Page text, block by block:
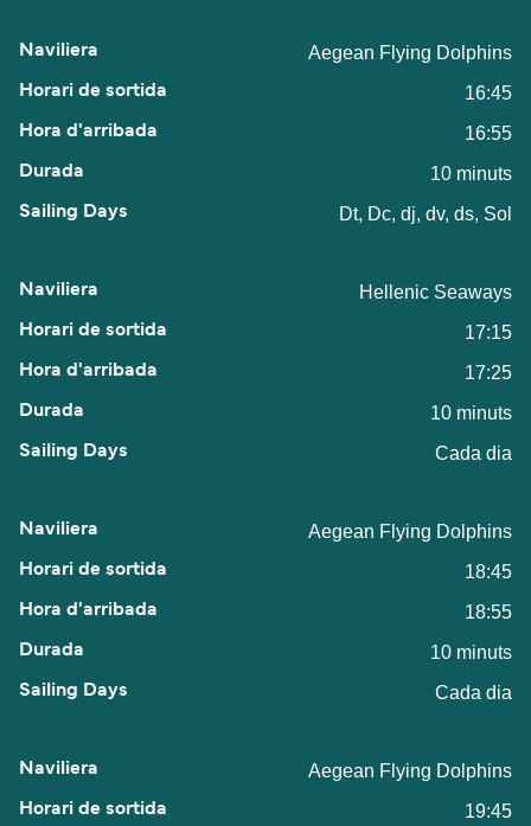
Aegean Flying Dolphins
16:45
16:55
10 minuts
Dt, Dc, dj, dv, ds, Sol
Hellenic Seaways
17:15
17:25
10 minuts
Cada dia
Aegean Flying Dolphins
18:45
18:55
10 minuts
Cada dia
Aegean Flying Dolphins
19:45